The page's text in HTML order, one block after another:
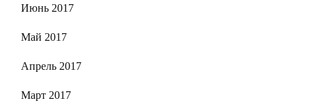
Июнь 2017
Май 2017
Апрель 2017
Март 2017